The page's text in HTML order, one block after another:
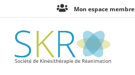
Mon espace membre